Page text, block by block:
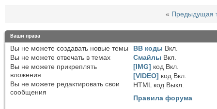
« Предыдущая
Ваши права
Вы не можете создавать новые темы
Вы не можете отвечать в темах
Вы не можете прикреплять
вложения
Вы не можете редактировать свои
сообщения
BB коды Вкл.
Смайлы Вкл.
[IMG] код Вкл.
[VIDEO] код Вкл.
HTML код Выкл.
Правила форума